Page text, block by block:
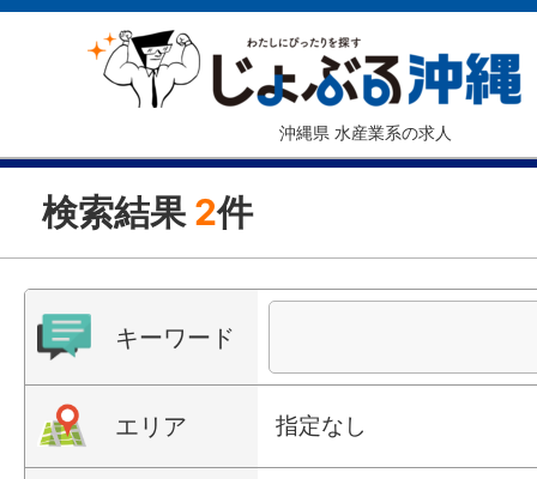
沖縄県 水産業系の求人
検索結果 2件
キーワード
エリア 指定なし